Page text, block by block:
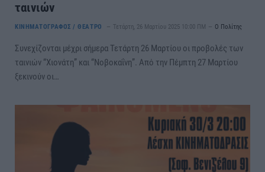
ταινιών
ΚΙΝΗΜΑΤΟΓΡΑΦΟΣ / ΘΕΑΤΡΟ Τετάρτη, 26 Μαρτίου 2025 10:00 ΠΜ Ο Πολίτης
Συνεχίζονται μέχρι σήμερα Τετάρτη 26 Μαρτίου οι προβολές των
ταινιών “Χιονάτη” και “Νοβοκαΐνη”. Από την Πέμπτη 27 Μαρτίου
ξεκινούν οι…